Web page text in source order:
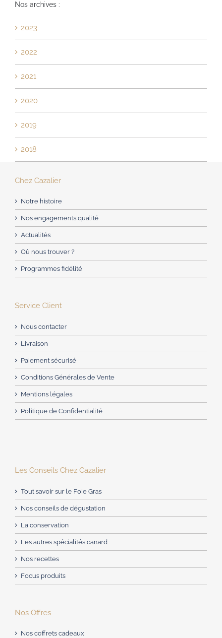
Nos archives :
2023
2022
2021
2020
2019
2018
Chez Cazalier
Notre histoire
Nos engagements qualité
Actualités
Où nous trouver ?
Programmes fidélité
Service Client
Nous contacter
Livraison
Paiement sécurisé
Conditions Générales de Vente
Mentions légales
Politique de Confidentialité
Les Conseils Chez Cazalier
Tout savoir sur le Foie Gras
Nos conseils de dégustation
La conservation
Les autres spécialités canard
Nos recettes
Focus produits
Nos Offres
Nos coffrets cadeaux